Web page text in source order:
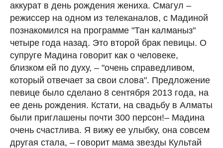
аккурат в день рождения жениха. Смагул –
режиссер на одном из телеканалов, с Мадиной
познакомился на программе "Тан калманыз"
четыре года назад. Это второй брак певицы. О
супруге Мадина говорит как о человеке,
близком ей по духу, – "очень справедливом,
который отвечает за свои слова". Предложение
певице было сделано 8 сентября 2013 года, на
ее день рождения. Кстати, на свадьбу в Алматы
были приглашены почти 300 персон!– Мадина
очень счастлива. Я вижу ее улыбку, она совсем
другая стала, – говорит мама звезды Культай